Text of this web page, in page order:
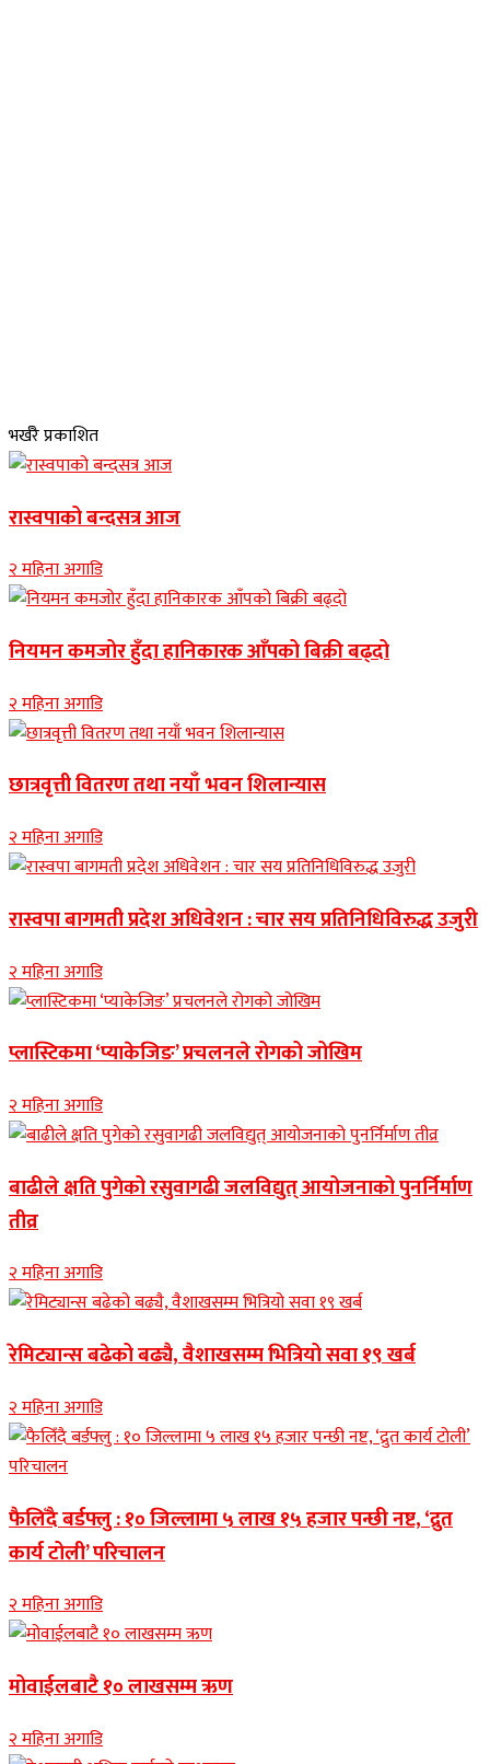
भर्खरै प्रकाशित
रास्वपाको बन्दसत्र आज
२ महिना अगाडि
नियमन कमजोर हुँदा हानिकारक आँपको बिक्री बढ्दो
२ महिना अगाडि
छात्रवृत्ती वितरण तथा नयाँ भवन शिलान्यास
२ महिना अगाडि
रास्वपा बागमती प्रदेश अधिवेशन : चार सय प्रतिनिधिविरुद्ध उजुरी
२ महिना अगाडि
प्लास्टिकमा ‘प्याकेजिङ’ प्रचलनले रोगको जोखिम
२ महिना अगाडि
बाढीले क्षति पुगेको रसुवागढी जलविद्युत् आयोजनाको पुनर्निर्माण
तीव्र
२ महिना अगाडि
रेमिट्यान्स बढेको बढ्यै, वैशाखसम्म भित्रियो सवा १९ खर्ब
२ महिना अगाडि
फैलिँदै बर्डफ्लु : १० जिल्लामा ५ लाख १५ हजार पन्छी नष्ट, ‘द्रुत
कार्य टोली’ परिचालन
२ महिना अगाडि
मोवाईलबाटै १० लाखसम्म ऋण
२ महिना अगाडि